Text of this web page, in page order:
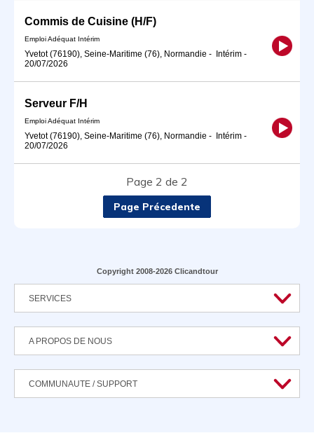
Commis de Cuisine (H/F)
Emploi Adéquat Intérim
Yvetot (76190), Seine-Maritime (76), Normandie - Intérim -
20/07/2026
Serveur F/H
Emploi Adéquat Intérim
Yvetot (76190), Seine-Maritime (76), Normandie - Intérim -
20/07/2026
Page 2 de 2
Page Précedente
Copyright 2008-2026 Clicandtour
SERVICES
A PROPOS DE NOUS
COMMUNAUTE / SUPPORT